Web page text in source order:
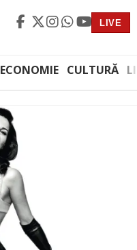
LIVE
ECONOMIE CULTURĂ